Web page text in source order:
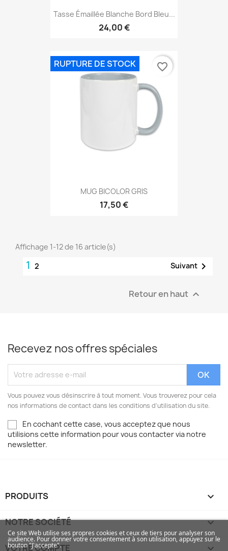
Tasse Émaillée Blanche Bord Bleu...
24,00 €
MUG BICOLOR GRIS
17,50 €
RUPTURE DE STOCK favorite_border
Affichage 1-12 de 16 article(s)
1 2 Suivant 
Retour en haut 
Recevez nos offres spéciales
Vous pouvez vous désinscrire à tout moment. Vous trouverez pour cela
nos informations de contact dans les conditions d'utilisation du site.
En cochant cette case, vous acceptez que nous
utilisions cette information pour vous contacter via notre
newsletter.
PRODUITS 
NOTRE SOCIÉTÉ 
VOTRE COMPTE 
Ce site Web utilise ses propres cookies et ceux de tiers pour analyser son
audience. Pour donner votre consentement à son utilisation, appuyez sur le
bouton "J'accepte".